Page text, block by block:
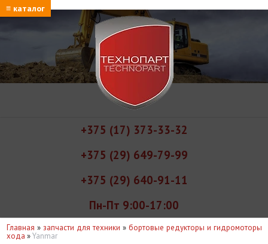
≡ каталог
+375 (17) 373-33-32
+375 (29) 649-79-99
+375 (29) 640-91-11
Пн-Пт 9:00-17:00
Главная » запчасти для техники » бортовые редукторы и гидромоторы
хода »Yanmar